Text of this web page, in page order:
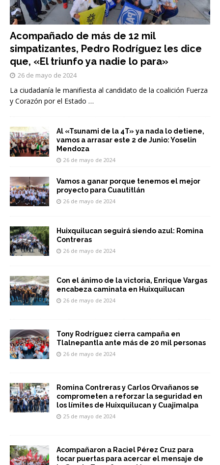
Acompañado de más de 12 mil
simpatizantes, Pedro Rodríguez les dice
que, «El triunfo ya nadie lo para»
26 de mayo de 2024
La ciudadanía le manifiesta al candidato de la coalición Fuerza
y Corazón por el Estado …
Al «Tsunami de la 4T» ya nada lo detiene,
vamos a arrasar este 2 de Junio: Yoselin
Mendoza
26 de mayo de 2024
Vamos a ganar porque tenemos el mejor
proyecto para Cuautitlán
26 de mayo de 2024
Huixquilucan seguirá siendo azul: Romina
Contreras
26 de mayo de 2024
Con el ánimo de la victoria, Enrique Vargas
encabeza caminata en Huixquilucan
26 de mayo de 2024
Tony Rodríguez cierra campaña en
Tlalnepantla ante más de 20 mil personas
26 de mayo de 2024
Romina Contreras y Carlos Orvañanos se
comprometen a reforzar la seguridad en
los límites de Huixquilucan y Cuajimalpa
25 de mayo de 2024
Acompañaron a Raciel Pérez Cruz para
tocar puertas para acercar el mensaje de